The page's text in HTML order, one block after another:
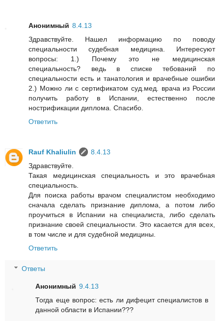
Анонимный 8.4.13
Здравствуйте. Нашел информацию по поводу
специальности судебная медицина. Интересуют
вопросы: 1.) Почему это не медицинская
специальность? ведь в списке тебований по
специальности есть и танатология и врачебные ошибки
2.) Можно ли с сертификатом суд.мед. врача из России
получить работу в Испании, естественно после
нострификации диплома. Спасибо.
Ответить
Rauf Khaliulin
8.4.13
Здравствуйте.
Такая медицинская специальность и это врачебная
специальность.
Для поиска работы врачом специалистом необходимо
сначала сделать признание диплома, а потом либо
проучиться в Испании на специалиста, либо сделать
признание своей специальности. Это касается для всех,
в том числе и для судебной медицины.
Ответить
Ответы
Анонимный 9.4.13
Тогда еще вопрос: есть ли дифецит специалистов в
данной области в Испании???